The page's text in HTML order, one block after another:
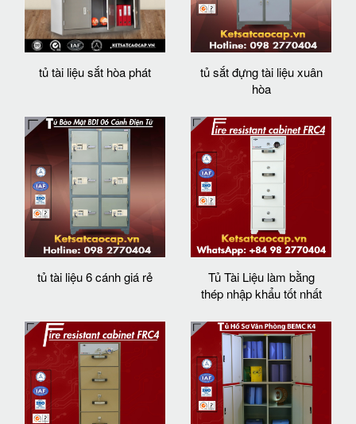
tủ tài liệu sắt hòa phát
tủ sắt đựng tài liệu xuân
hòa
tủ tài liệu 6 cánh giá rẻ
Tủ Tài Liệu làm bằng
thép nhập khẩu tốt nhất